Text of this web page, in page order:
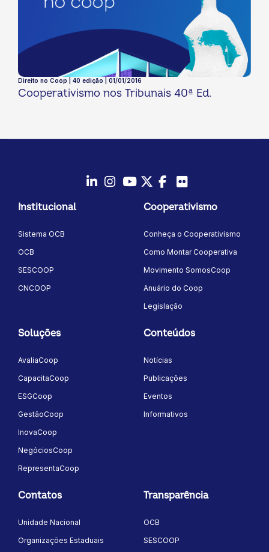
Direito no Coop | 40 edição | 01/01/2016
Cooperativismo nos Tribunais 40ª Ed.
Instagram
YoutubeTwitter/X
Facebook
Institucional
Sistema OCB
OCB
SESCOOP
CNCOOP
Cooperativismo
Conheça o Cooperativismo
Como Montar Cooperativa
Movimento SomosCoop
Anuário do Coop
Legislação
Soluções
AvaliaCoop
CapacitaCoop
ESGCoop
GestãoCoop
InovaCoop
NegóciosCoop
RepresentaCoop
Conteúdos
Notícias
Publicações
Eventos
Informativos
Contatos
Unidade Nacional
Organizações Estaduais
Transparência
OCB
SESCOOP